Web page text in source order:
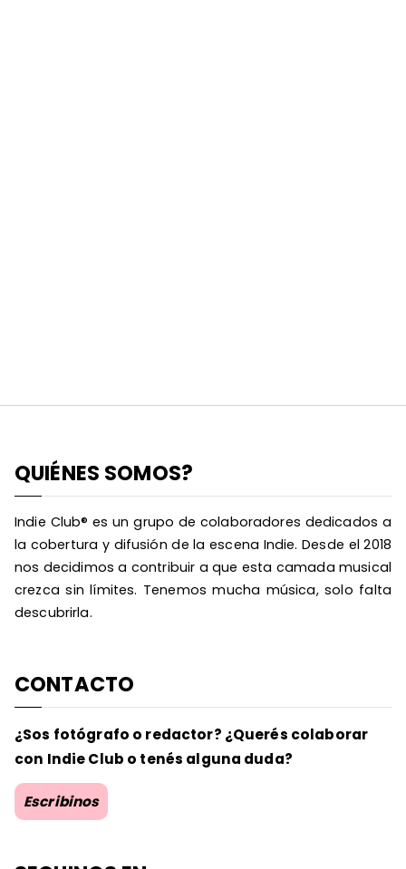
QUIÉNES SOMOS?
Indie Club® es un grupo de colaboradores dedicados a
la cobertura y difusión de la escena Indie. Desde el 2018
nos decidimos a contribuir a que esta camada musical
crezca sin límites. Tenemos mucha música, solo falta
descubrirla.
CONTACTO
¿Sos fotógrafo o redactor? ¿Querés colaborar
con Indie Club o tenés alguna duda?
Escribinos